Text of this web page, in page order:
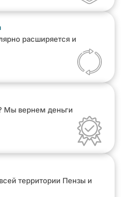
расширяется и
Мы вернем деньги
территории Пензы и